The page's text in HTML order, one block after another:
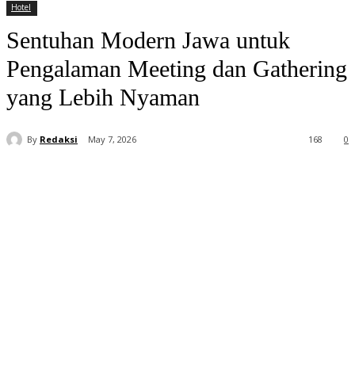
Hotel
Sentuhan Modern Jawa untuk
Pengalaman Meeting dan Gathering
yang Lebih Nyaman
By Redaksi May 7, 2026 0
168